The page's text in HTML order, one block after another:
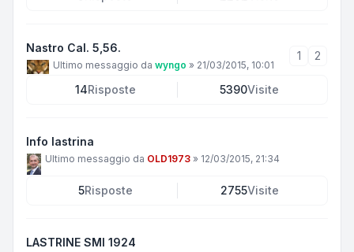
Nastro Cal. 5,56.
Ultimo messaggio da wyngo » 21/03/2015, 10:01
1 2
14Risposte 5390Visite
Info lastrina
Ultimo messaggio da OLD1973 » 12/03/2015, 21:34
5Risposte 2755Visite
LASTRINE SMI 1924